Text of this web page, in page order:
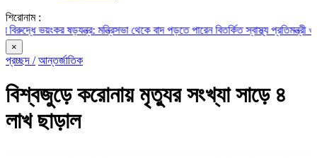
শিরোনাম :
ভয়ংকর ষড়যন্ত্র: মন্ত্রিসভা থেকে বাদ পড়তে পারেন বিতর্কিত স্বাস্থ্য প্রতিমন্ত্রী ও
×
প্রচ্ছদ / আন্তর্জাতিক
বিশ্বজুড়ে করোনায় মৃত্যুর সংখ্যা সাড়ে ৪
লাখ ছাড়াল